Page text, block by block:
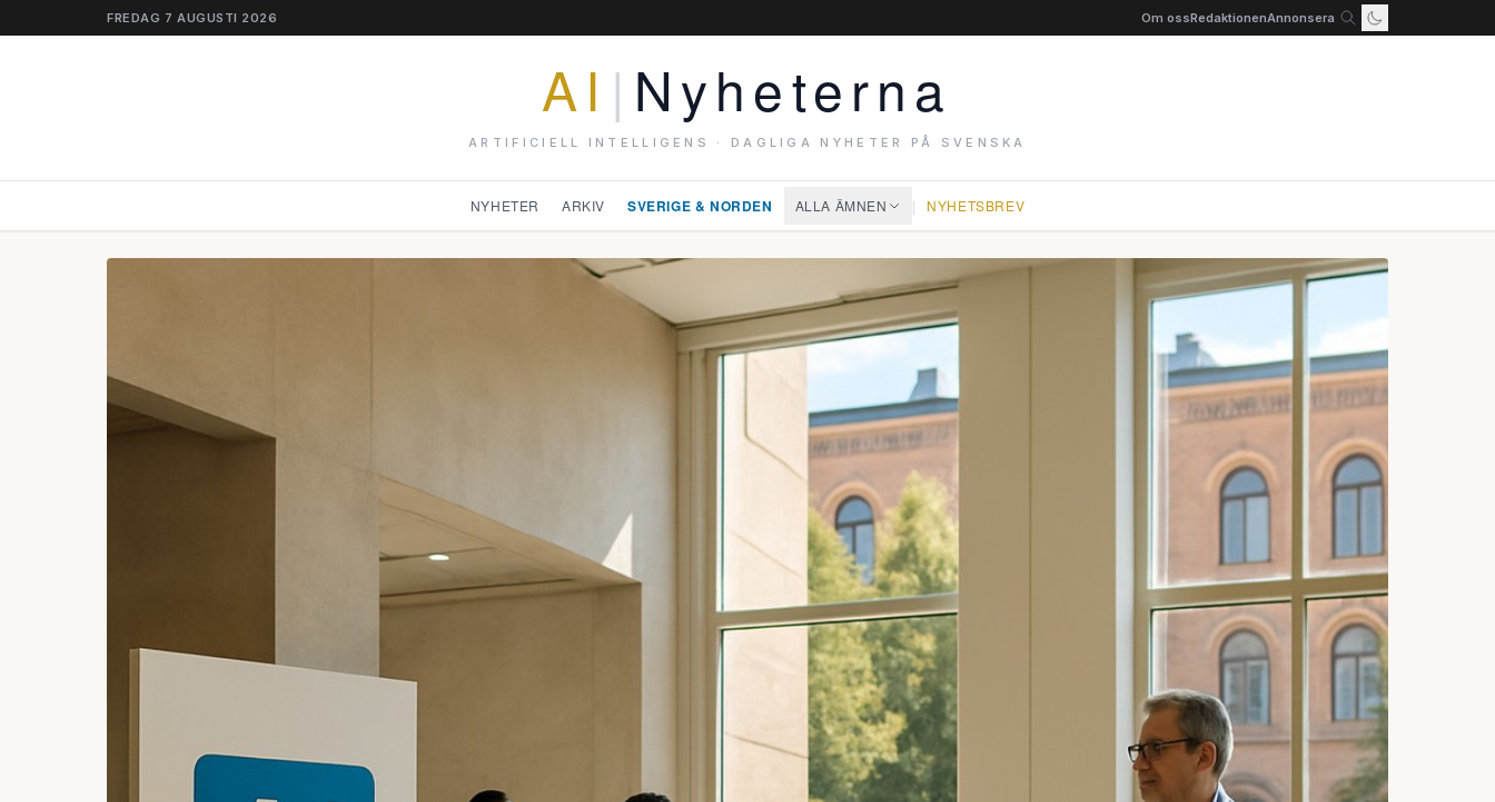
FREDAG 7 AUGUSTI 2026 Om ossRedaktionenAnnonsera
AI | Nyheterna
ARTIFICIELL INTELLIGENS · DAGLIGA NYHETER PÅ SVENSKA
NYHETER ARKIV SVERIGE & NORDEN ALLA ÄMNEN | NYHETSBREV